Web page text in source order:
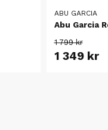
ABU GARCIA
Abu Garcia
1 799 kr
1 349 kr